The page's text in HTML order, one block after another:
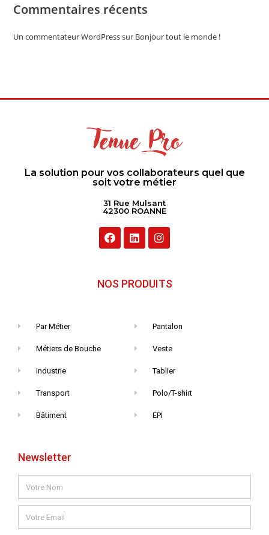
Commentaires récents
Un commentateur WordPresssur Bonjour tout le monde !
La solution pour vos collaborateurs quel que
soit votre métier
31 Rue Mulsant
42300 ROANNE
NOS PRODUITS
Par Métier
Métiers de Bouche
Industrie
Transport
Bâtiment
Pantalon
Veste
Tablier
Polo/T-shirt
EPI
Newsletter